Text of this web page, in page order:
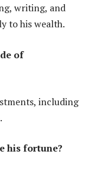
writing, and
to his wealth.
of
including
his fortune?